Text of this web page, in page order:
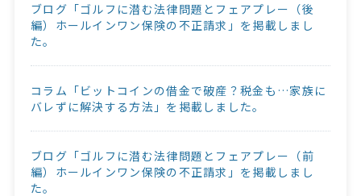
ブログ「ゴルフに潜む法律問題とフェアプレー（後
編）ホールインワン保険の不正請求」を掲載しまし
た。
コラム「ビットコインの借金で破産？税金も…家族に
バレずに解決する方法」を掲載しました。
ブログ「ゴルフに潜む法律問題とフェアプレー（前
編）ホールインワン保険の不正請求」を掲載しまし
た。